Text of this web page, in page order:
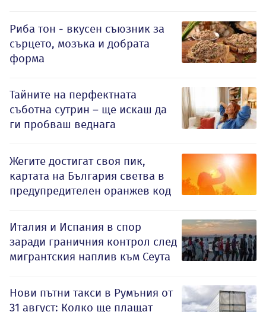
Риба тон - вкусен съюзник за
сърцето, мозъка и добрата
форма
Тайните на перфектната
съботна сутрин – ще искаш да
ги пробваш веднага
Жегите достигат своя пик,
картата на България светва в
предупредителен оранжев код
Италия и Испания в спор
заради граничния контрол след
мигрантския наплив към Сеута
Нови пътни такси в Румъния от
31 август: Колко ще плащат